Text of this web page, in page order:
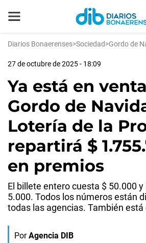
Diarios Bonaerenses>Sociedad>Gordo de
27 de octubre de 2025 - 18:09
Ya está en
Gordo de
Lotería de la
repartirá $
en premios
El billete entero cuesta $ 50.000
5.000. Todos los números están
todas las agencias. También está
Por Agencia DIB